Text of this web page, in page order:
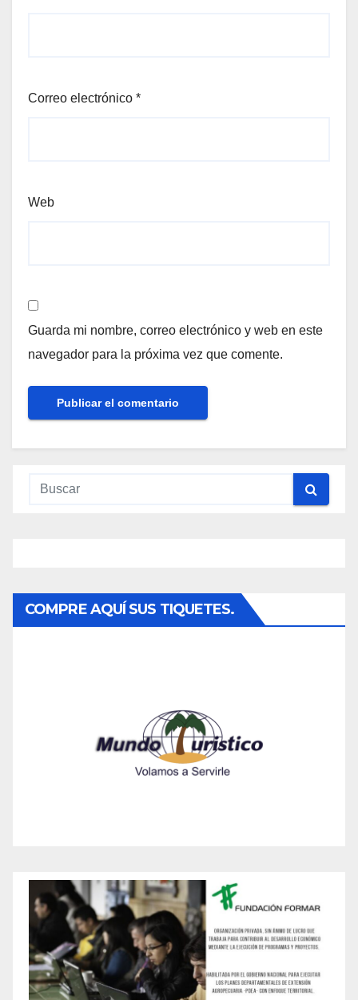
Correo electrónico *
Web
Guarda mi nombre, correo electrónico y web en este
navegador para la próxima vez que comente.
COMPRE AQUÍ SUS TIQUETES.